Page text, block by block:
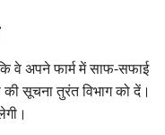
वे अपने फार्म में साफ-सफाई
की सूचना तुरंत विभाग को दें।